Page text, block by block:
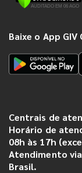
Baixe o App GIV
Centrais de
Horário de
08h às 17h
Atendimento
Brasil.